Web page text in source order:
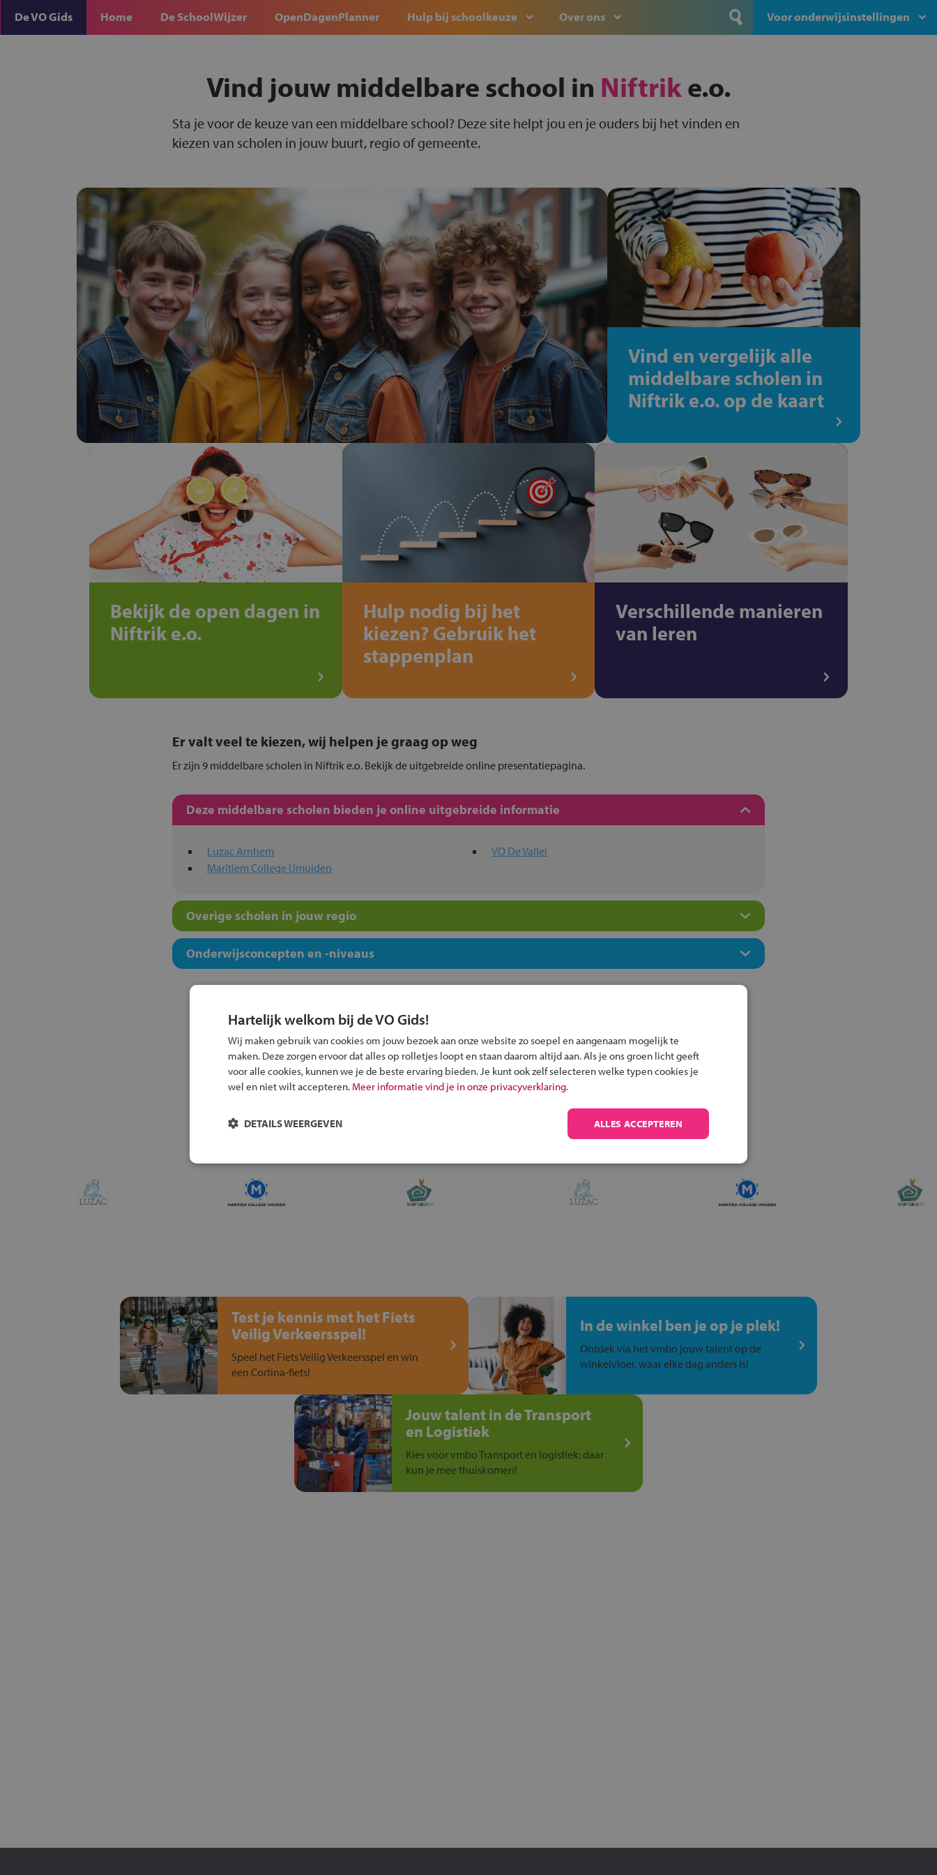
De VO Gids Home De SchoolWijzer OpenDagenPlanner Hulp bij schoolkeuze Over ons Voor onderwijsinstellingen
Vind jouw middelbare school in Niftrike.o.
Sta je voor de keuze van een middelbare school? Deze site helpt jou en je ouders bij het vinden en
kiezen van scholen in jouw buurt, regio of gemeente.
Vind en vergelijk alle
middelbare scholen in
Niftrik e.o. op de kaart
Bekijk de open dagen in
Niftrik e.o.
Hulp nodig bij het
kiezen? Gebruik het
stappenplan
Verschillende manieren
van leren
Er valt veel te kiezen, wij helpen je graag op weg
Er zijn 9 middelbare scholen in Niftrik e.o. Bekijk de uitgebreide online presentatiepagina.
Deze middelbare scholen bieden je online uitgebreide informatie
Luzac Arnhem
Maritiem College IJmuiden
VO De Vallei
Overige scholen in jouw regio
Onderwijsconcepten en -niveaus
Inschrijven?
Alle informatie om je kind aan te melden bij
een middelbare school.
Test je kennis met het Fiets
Veilig Verkeersspel!
Speel het Fiets Veilig Verkeersspel en win
een Cortina-fiets!
In de winkel ben je op je plek!
Ontdek via het vmbo jouw talent op de
winkelvloer, waar elke dag anders is!
Jouw talent in de Transport
en Logistiek
Kies voor vmbo Transport en logistiek: daar
kun je mee thuiskomen!
Hartelijk welkom bij de VO Gids!
Wij maken gebruik van cookies om jouw bezoek aan onze website zo soepel en aangenaam mogelijk te
maken. Deze zorgen ervoor dat alles op rolletjes loopt en staan daarom altijd aan. Als je ons groen licht geeft
voor alle cookies, kunnen we je de beste ervaring bieden. Je kunt ook zelf selecteren welke typen cookies je
wel en niet wilt accepteren. Meer informatie vind je in onze privacyverklaring.
ALLES ACCEPTEREN
DETAILS WEERGEVEN